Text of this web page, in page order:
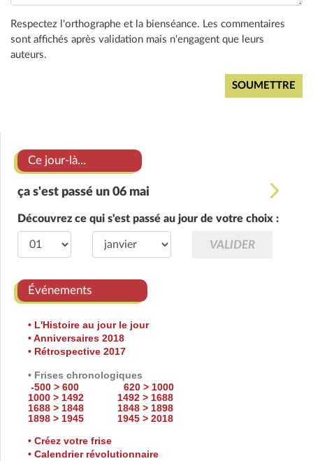
Respectez l'orthographe et la bienséance. Les commentaires
sont affichés après validation mais n'engagent que leurs
auteurs.
Ce jour-là...
ça s'est passé un 06 mai
Découvrez ce qui s'est passé au jour de votre choix :
Événements
• L'Histoire au jour le jour
• Anniversaires 2018
• Rétrospective 2017
• Frises chronologiques
-500 > 600
620 > 1000
1000 > 1492
1492 > 1688
1688 > 1848
1848 > 1898
1898 > 1945
1945 > 2018
• Créez votre frise
• Calendrier révolutionnaire